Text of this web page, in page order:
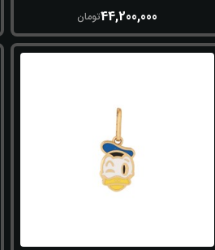
44,200,000تومان